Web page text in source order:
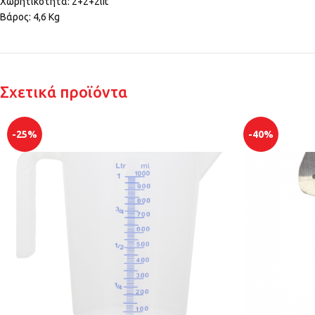
Βάρος: 4,6 Kg
Σχετικά προϊόντα
-25% -40%